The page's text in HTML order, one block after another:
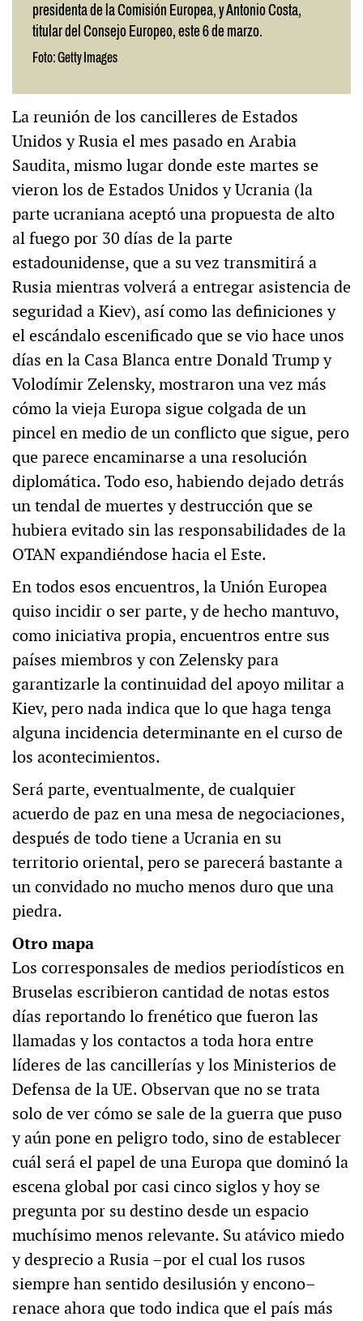
presidenta de la Comisión Europea, y Antonio Costa,
titular del Consejo Europeo, este 6 de marzo.
Foto: Getty Images
La reunión de los cancilleres de Estados
Unidos y Rusia el mes pasado en Arabia
Saudita, mismo lugar donde este martes se
vieron los de Estados Unidos y Ucrania (la
parte ucraniana aceptó una propuesta de alto
al fuego por 30 días de la parte
estadounidense, que a su vez transmitirá a
Rusia mientras volverá a entregar asistencia de
seguridad a Kiev), así como las definiciones y
el escándalo escenificado que se vio hace unos
días en la Casa Blanca entre Donald Trump y
Volodímir Zelensky, mostraron una vez más
cómo la vieja Europa sigue colgada de un
pincel en medio de un conflicto que sigue, pero
que parece encaminarse a una resolución
diplomática. Todo eso, habiendo dejado detrás
un tendal de muertes y destrucción que se
hubiera evitado sin las responsabilidades de la
OTAN expandiéndose hacia el Este.
En todos esos encuentros, la Unión Europea
quiso incidir o ser parte, y de hecho mantuvo,
como iniciativa propia, encuentros entre sus
países miembros y con Zelensky para
garantizarle la continuidad del apoyo militar a
Kiev, pero nada indica que lo que haga tenga
alguna incidencia determinante en el curso de
los acontecimientos.
Será parte, eventualmente, de cualquier
acuerdo de paz en una mesa de negociaciones,
después de todo tiene a Ucrania en su
territorio oriental, pero se parecerá bastante a
un convidado no mucho menos duro que una
piedra.
Otro mapa
Los corresponsales de medios periodísticos en
Bruselas escribieron cantidad de notas estos
días reportando lo frenético que fueron las
llamadas y los contactos a toda hora entre
líderes de las cancillerías y los Ministerios de
Defensa de la UE. Observan que no se trata
solo de ver cómo se sale de la guerra que puso
y aún pone en peligro todo, sino de establecer
cuál será el papel de una Europa que dominó la
escena global por casi cinco siglos y hoy se
pregunta por su destino desde un espacio
muchísimo menos relevante. Su atávico miedo
y desprecio a Rusia –por el cual los rusos
siempre han sentido desilusión y encono–
renace ahora que todo indica que el país más